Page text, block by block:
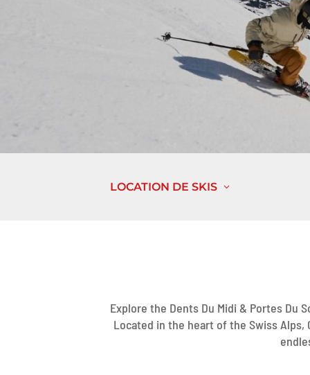
LOCATION DE SKIS
Explore the Dents Du Midi & Portes Du
Located in the heart of the Swiss